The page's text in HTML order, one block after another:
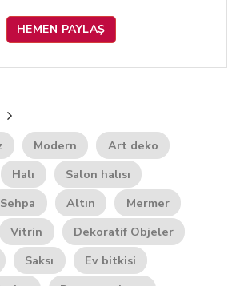
HEMEN PAYLAŞ
Modern
Art deko
Halı
Salon halısı
Sehpa Altın
Mermer
Vitrin
Dekoratif Objeler
Saksı
Ev bitkisi